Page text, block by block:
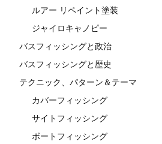
ルアー リペイント塗装
ジャイロキャノピー
バスフィッシングと政治
バスフィッシングと歴史
テクニック、パターン＆テーマ
カバーフィッシング
サイトフィッシング
ボートフィッシング